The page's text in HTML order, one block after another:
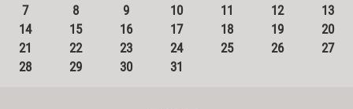
7
8 9 10 11 12
13
14
15 16 17 18 19
20
21
22 23 24 25 26
27
28
29 30 31